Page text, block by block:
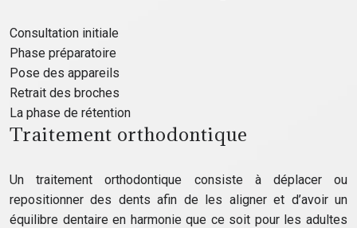
Consultation initiale
Phase préparatoire
Pose des appareils
Retrait des broches
La phase de rétention
Traitement orthodontique
Un traitement orthodontique consiste à déplacer ou
repositionner des dents afin de les aligner et d’avoir un
équilibre dentaire en harmonie que ce soit pour les adultes